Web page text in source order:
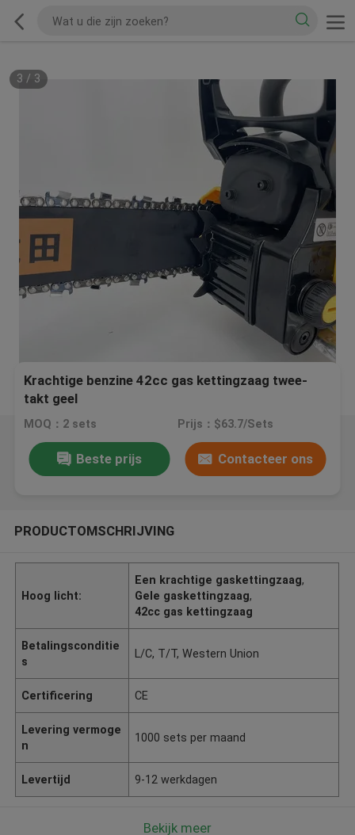
3 / 3
Krachtige benzine 42cc gas kettingzaag twee-
takt geel
MOQ：2 sets Prijs：$63.7/Sets
Beste prijs Contacteer ons
PRODUCTOMSCHRIJVING
Hoog licht:
Een krachtige gaskettingzaag,
Gele gaskettingzaag,
42cc gas kettingzaag
Betalingsconditie
s
L/C, T/T, Western Union
Certificering CE
Levering vermoge
n
1000 sets per maand
Levertijd 9-12 werkdagen
Bekijk meer